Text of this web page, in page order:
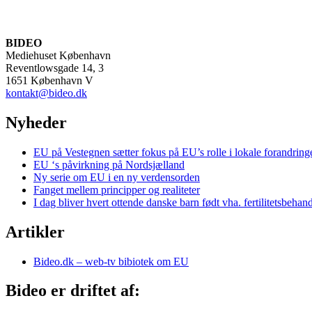
BIDEO
Mediehuset København
Reventlowsgade 14, 3
1651 København V
kontakt@bideo.dk
Nyheder
EU på Vestegnen sætter fokus på EU’s rolle i lokale
EU ‘s påvirkning på Nordsjælland
Ny serie om EU i en ny verdensorden
Fanget mellem principper og realiteter
I dag bliver hvert ottende danske barn født vha.
Artikler
Bideo.dk – web-tv bibiotek om EU
Bideo er driftet af: